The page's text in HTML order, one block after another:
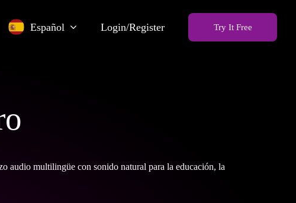
Español Login/Register Try It Free
audio multilingüe con sonido natural para la educación, la